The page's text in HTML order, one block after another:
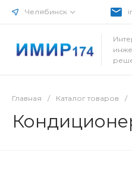
Челябинск
Главная / Каталог товаров /